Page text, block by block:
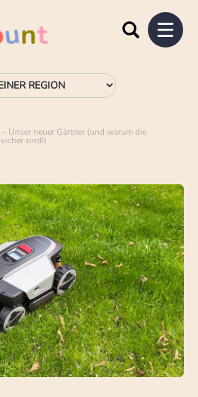
Unser neuer Gärtner (und warum die
sind!)